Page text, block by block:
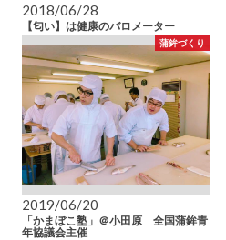
2018/06/28
【匂い】は健康のバロメーター
蒲鉾づくり
2019/06/20
「かまぼこ塾」＠小田原 全国蒲鉾青
年協議会主催